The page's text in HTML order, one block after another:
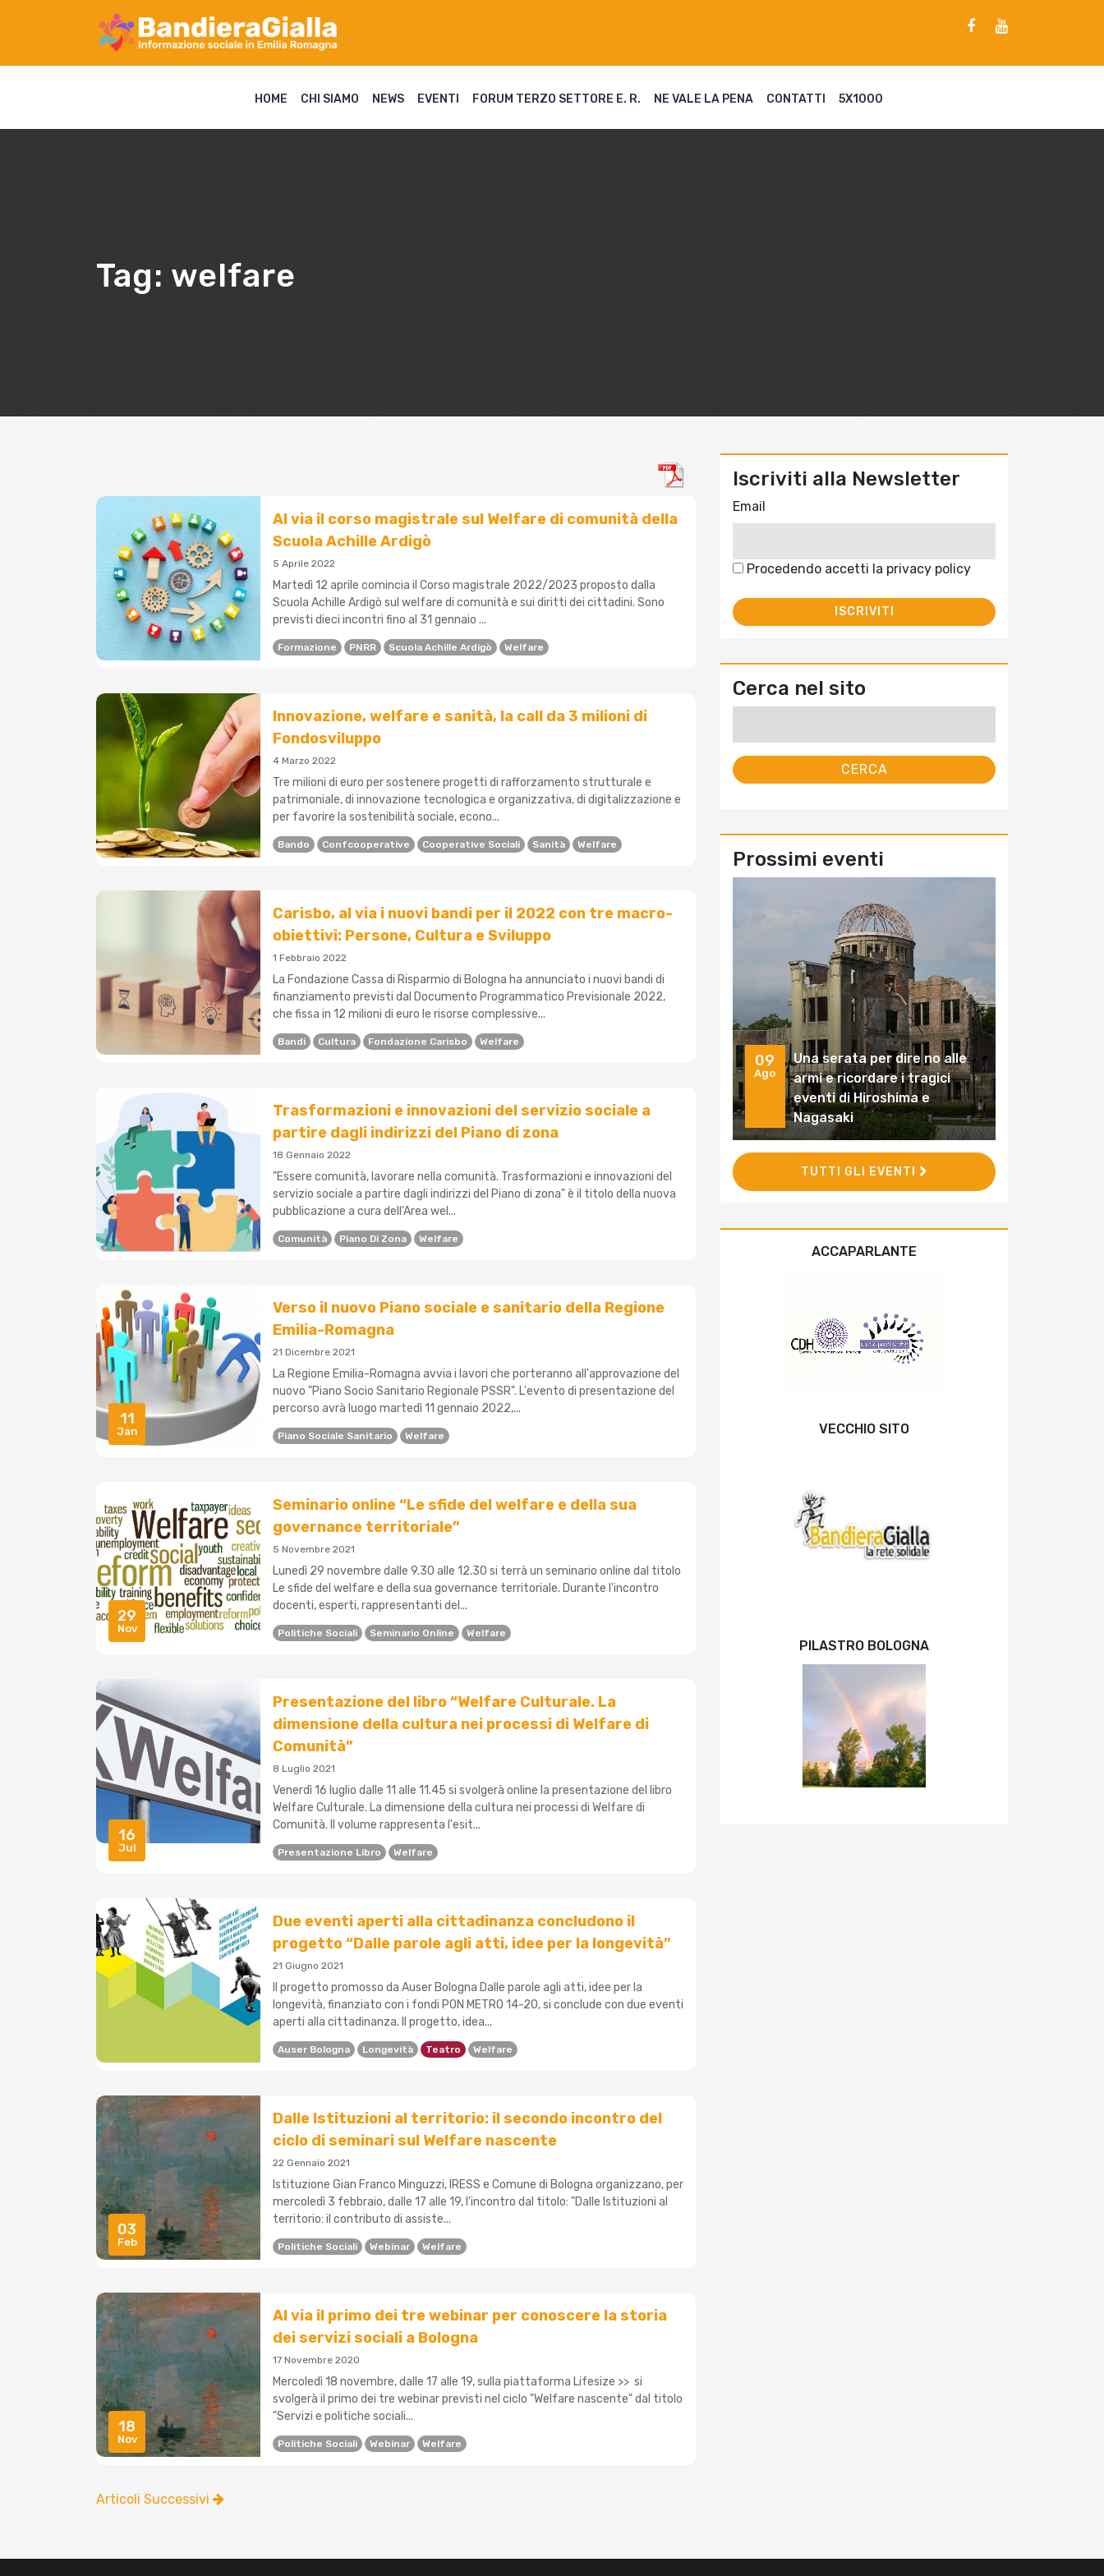
HOME CHI SIAMO NEWS EVENTI FORUM TERZO SETTORE E. R. NE VALE LA PENA CONTATTI 5X1000
Tag: welfare
Al via il corso magistrale sul Welfare di comunità della
Scuola Achille Ardigò
5 Aprile 2022
Martedì 12 aprile comincia il Corso magistrale 2022/2023 proposto dalla
Scuola Achille Ardigò sul welfare di comunità e sui diritti dei cittadini. Sono
previsti dieci incontri fino al 31 gennaio ...
Formazione PNRR Scuola Achille Ardigò Welfare
Innovazione, welfare e sanità, la call da 3 milioni di
Fondosviluppo
4 Marzo 2022
Tre milioni di euro per sostenere progetti di rafforzamento strutturale e
patrimoniale, di innovazione tecnologica e organizzativa, di digitalizzazione e
per favorire la sostenibilità sociale, econo...
Bando Confcooperative Cooperative Sociali Sanità Welfare
Carisbo, al via i nuovi bandi per il 2022 con tre macro-
obiettivi: Persone, Cultura e Sviluppo
1 Febbraio 2022
La Fondazione Cassa di Risparmio di Bologna ha annunciato i nuovi bandi di
finanziamento previsti dal Documento Programmatico Previsionale 2022,
che fissa in 12 milioni di euro le risorse complessive...
Bandi Cultura Fondazione Carisbo Welfare
Trasformazioni e innovazioni del servizio sociale a
partire dagli indirizzi del Piano di zona
18 Gennaio 2022
"Essere comunità, lavorare nella comunità. Trasformazioni e innovazioni del
servizio sociale a partire dagli indirizzi del Piano di zona" è il titolo della nuova
pubblicazione a cura dell'Area wel...
Comunità Piano Di Zona Welfare
11
Jan
Verso il nuovo Piano sociale e sanitario della Regione
Emilia-Romagna
21 Dicembre 2021
La Regione Emilia-Romagna avvia i lavori che porteranno all'approvazione del
nuovo "Piano Socio Sanitario Regionale PSSR". L'evento di presentazione del
percorso avrà luogo martedì 11 gennaio 2022,...
Piano Sociale Sanitario Welfare
29
Nov
Seminario online “Le sfide del welfare e della sua
governance territoriale”
5 Novembre 2021
Lunedì 29 novembre dalle 9.30 alle 12.30 si terrà un seminario online dal titolo
Le sfide del welfare e della sua governance territoriale. Durante l'incontro
docenti, esperti, rappresentanti del...
Politiche Sociali Seminario Online Welfare
16
Jul
Presentazione del libro “Welfare Culturale. La
dimensione della cultura nei processi di Welfare di
Comunità”
8 Luglio 2021
Venerdì 16 luglio dalle 11 alle 11.45 si svolgerà online la presentazione del libro
Welfare Culturale. La dimensione della cultura nei processi di Welfare di
Comunità. Il volume rappresenta l'esit...
Presentazione Libro Welfare
Due eventi aperti alla cittadinanza concludono il
progetto “Dalle parole agli atti, idee per la longevità”
21 Giugno 2021
Il progetto promosso da Auser Bologna Dalle parole agli atti, idee per la
longevità, finanziato con i fondi PON METRO 14-20, si conclude con due eventi
aperti alla cittadinanza. Il progetto, idea...
Auser Bologna Longevità Teatro Welfare
03
Feb
Dalle Istituzioni al territorio: il secondo incontro del
ciclo di seminari sul Welfare nascente
22 Gennaio 2021
Istituzione Gian Franco Minguzzi, IRESS e Comune di Bologna organizzano, per
mercoledì 3 febbraio, dalle 17 alle 19, l'incontro dal titolo: "Dalle Istituzioni al
territorio: il contributo di assiste...
Politiche Sociali Webinar Welfare
18
Nov
Al via il primo dei tre webinar per conoscere la storia
dei servizi sociali a Bologna
17 Novembre 2020
Mercoledì 18 novembre, dalle 17 alle 19, sulla piattaforma Lifesize >> si
svolgerà il primo dei tre webinar previsti nel ciclo "Welfare nascente" dal titolo
"Servizi e politiche sociali...
Politiche Sociali Webinar Welfare
Articoli Successivi
Iscriviti alla Newsletter
Email
Procedendo accetti la privacy policy
Cerca nel sito
Prossimi eventi
09
Ago
Una serata per dire no alle
armi e ricordare i tragici
eventi di Hiroshima e
Nagasaki
TUTTI GLI EVENTI
ACCAPARLANTE
VECCHIO SITO
PILASTRO BOLOGNA